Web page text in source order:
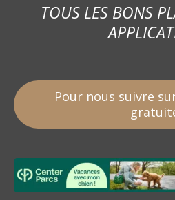
TOUS LES BONS
Pour nous suivre